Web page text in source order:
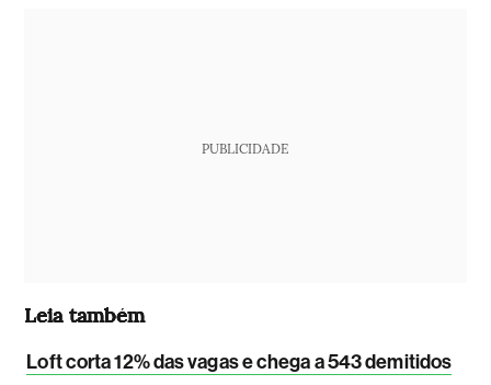
PUBLICIDADE
Leia também
Loft corta 12% das vagas e chega a 543 demitidos